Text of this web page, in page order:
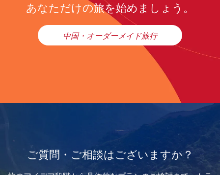
あなただけの旅を始めましょう。
中国・オーダーメイド旅行
ご質問・ご相談はございますか？